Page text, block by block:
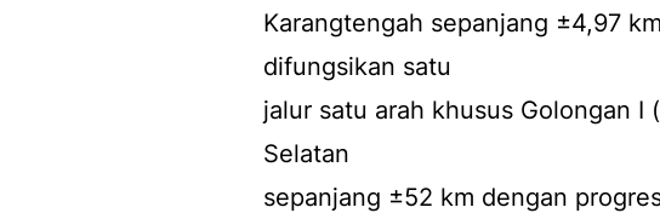
Karangtengah sepanjang ±4,97
difungsikan satu
jalur satu arah khusus Golongan I
Selatan
sepanjang ±52 km dengan